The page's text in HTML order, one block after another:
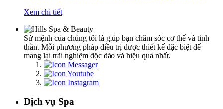
Xem chi tiết
Sứ mệnh của chúng tôi là giúp bạn chăm sóc cơ thể và tinh
thần. Mỗi phương pháp điều trị được thiết kế đặc biệt để
mang lại trải nghiệm độc đáo và hiệu quả nhất.
Dịch vụ Spa